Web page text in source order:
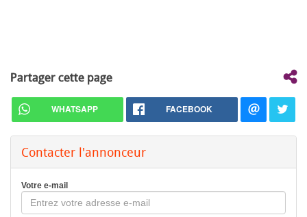
Partager cette page
WHATSAPP FACEBOOK
Contacter l'annonceur
Votre e-mail